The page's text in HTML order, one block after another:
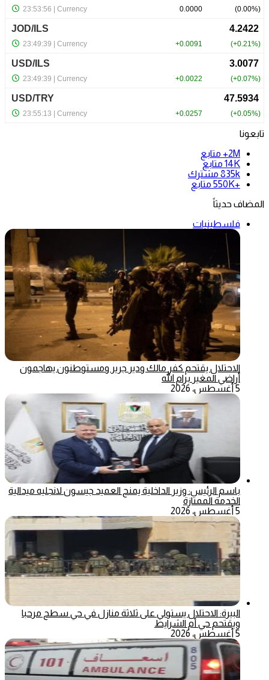
تابعونا
2M+
متابع
14K متابع
835k مشترك
+550K
متابع
المضاف حديثاً
فلسطينيات
الاحتلال يقتحم كفر مالك ودير جرير ومستوطنون يهاجمون
أراضي المغير برام الله
5 أغسطس، 2026
باسم الرئيس: وزير الداخلية يمنح العميد جيسون لانجليه ميدالية
الخدمة الممتازة
5 أغسطس، 2026
البيرة: الاحتلال يستولي على ثلاثة منازل في حي سطح مرحبا
ويقتحم حي أم الشرايط
5 أغسطس، 2026